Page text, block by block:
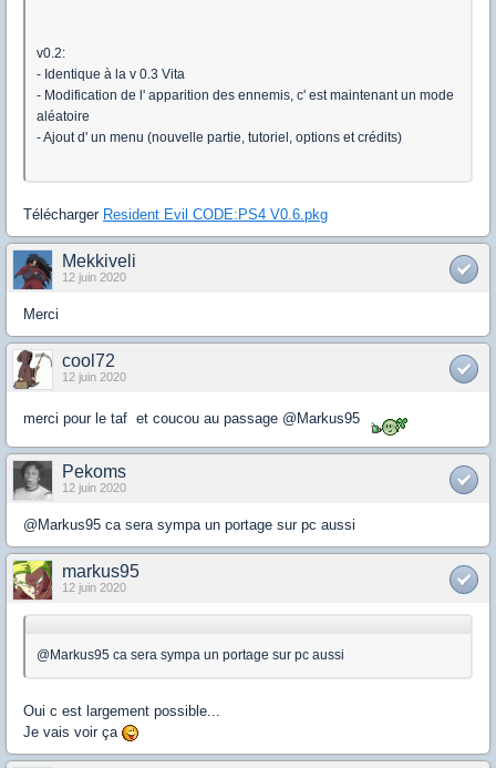
v0.2:
- Identique à la v 0.3 Vita
- Modification de l' apparition des ennemis, c' est maintenant un mode
aléatoire
- Ajout d' un menu (nouvelle partie, tutoriel, options et crédits)
Télécharger Resident Evil CODE:PS4 V0.6.pkg
Mekkiveli
12 juin 2020
Merci
cool72
12 juin 2020
merci pour le taf et coucou au passage @Markus95
Pekoms
12 juin 2020
@Markus95 ca sera sympa un portage sur pc aussi
markus95
12 juin 2020
@Markus95 ca sera sympa un portage sur pc aussi
Oui c est largement possible...
Je vais voir ça